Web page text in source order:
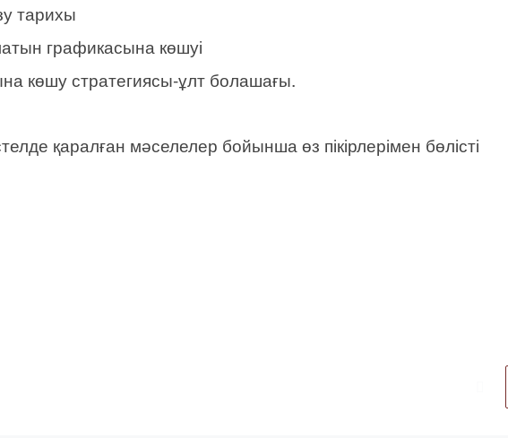
тарихы
графикасына көшуі
көшу стратегиясы-ұлт болашағы.
қаралған мәселелер бойынша өз пікірлерімен бөлісті